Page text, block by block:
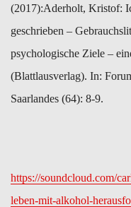
(2017):​Aderholt, Kristof:
geschrieben –
psychologische Ziele –
(Blattlausverlag). In:
Saarlandes (64): 8-9.
https://soundcloud.com/
leben-mit-alkohol-